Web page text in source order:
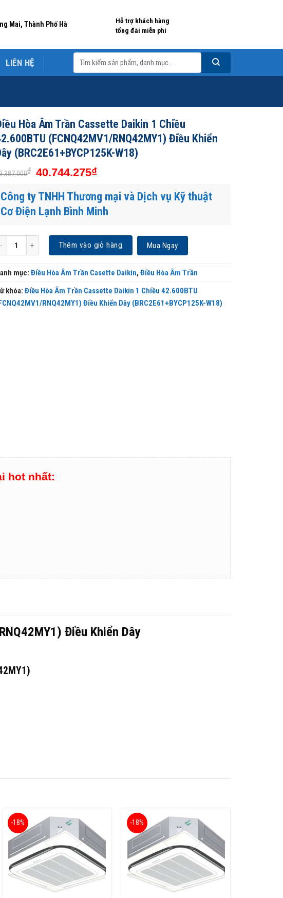
Mai, Thành Phố Hà
Hỗ trợ khách hàng
tổng đài miễn phí
LIÊN HỆ
Tìm
kiếm:
Hòa Âm Trần Cassette Daikin 1 Chiều
(FCNQ42MV1/RNQ42MY1) Điều Khiển
(BRC2E61+BYCP125K-W18)
₫ 40.744.275₫
Công ty TNHH Thương mại và Dịch vụ Kỹ thuật
Cơ Điện Lạnh Bình Minh
Hòa Âm Trần Cassette Daikin 1 Chiều 42.600BTU (FCNQ42MV1/RNQ42MY1) Điều Khiển
Thêm vào giỏ hàng Mua Ngay
mục:Điều Hòa Âm Trần Casette Daikin,Điều Hòa Âm Trần
khóa:Điều Hòa Âm Trần Cassette Daikin 1 Chiều 42.600BTU
RNQ42MY1) Điều Khiển Dây (BRC2E61+BYCP125K-W18)
hot nhất:
Điều Khiển Dây
HP dòng điều hòa thương mại này rất phù hợp sử dụng cho các
W18) sử dụng loại gas R410 giúp cho chiếc
điều hòa
tới văn phòng, phòng họp hay nhà hàng khách sạn…
công trình, trong đó điều hòa âm trần cassette là sản phẩm được
-18% -18%